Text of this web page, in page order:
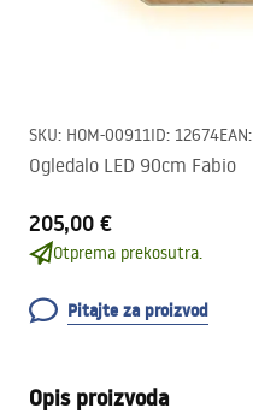
SKU: HOM-00911ID: 12674EAN:
Ogledalo LED 90cm Fabio
205,00 €
Otprema prekosutra.
Pitajte za proizvod
Opis proizvoda